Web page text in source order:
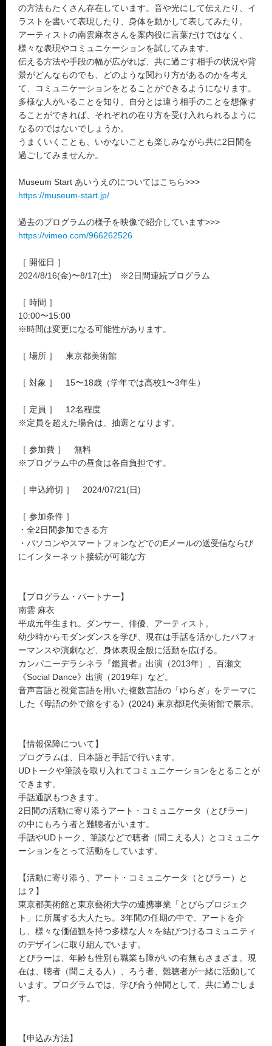
の方法もたくさん存在しています。音や光にして伝えたり、イ
ラストを書いて表現したり、身体を動かして表してみたり。
アーティストの南雲麻衣さんを案内役に言葉だけではなく、
様々な表現やコミュニケーションを試してみます。
伝える方法や手段の幅が広がれば、共に過ごす相手の状況や背
景がどんなものでも、どのような関わり方があるのかを考え
て、コミュニケーションをとることができるようになります。
多様な人がいることを知り、自分とは違う相手のことを想像す
ることができれば、それぞれの在り方を受け入れられるように
なるのではないでしょうか。
うまくいくことも、いかないことも楽しみながら共に2日間を
過ごしてみませんか。
Museum Start あいうえのについてはこちら>>>
https://museum-start.jp/
過去のプログラムの様子を映像で紹介しています>>>
https://vimeo.com/966262526
［ 開催日 ］
2024/8/16(金)〜8/17(土) ※2日間連続プログラム
［ 時間 ］
10:00〜15:00
※時間は変更になる可能性があります。
［ 場所 ］ 東京都美術館
［ 対象 ］ 15〜18歳（学年では高校1〜3年生）
［ 定員 ］ 12名程度
※定員を超えた場合は、抽選となります。
［ 参加費 ］ 無料
※プログラム中の昼食は各自負担です。
［ 申込締切 ］ 2024/07/21(日)
［ 参加条件 ］
・全2日間参加できる方
・パソコンやスマートフォンなどでのEメールの送受信ならび
にインターネット接続が可能な方
【プログラム・パートナー】
南雲 麻衣
平成元年生まれ。ダンサー、俳優、アーティスト。
幼少時からモダンダンスを学び、現在は手話を活かしたパフォ
ーマンスや演劇など、身体表現全般に活動を広げる。
カンパニーデラシネラ『鑑賞者』出演（2013年）、百瀬文
《Social Dance》出演（2019年）など。
音声言語と視覚言語を用いた複数言語の「ゆらぎ」をテーマに
した《母語の外で旅をする》(2024) 東京都現代美術館で展示。
【情報保障について】
プログラムは、日本語と手話で行います。
UDトークや筆談を取り入れてコミュニケーションをとることが
できます。
手話通訳もつきます。
2日間の活動に寄り添うアート・コミュニケータ（とびラー）
の中にもろう者と難聴者がいます。
手話やUDトーク、筆談などで聴者（聞こえる人）とコミュニケ
ーションをとって活動をしています。
【活動に寄り添う、アート・コミュニケータ（とびラー）と
は？】
東京都美術館と東京藝術大学の連携事業「とびらプロジェク
ト」に所属する大人たち。3年間の任期の中で、アートを介
し、様々な価値観を持つ多様な人々を結びつけるコミュニティ
のデザインに取り組んでいます。
とびラーは、年齢も性別も職業も障がいの有無もさまざま。現
在は、聴者（聞こえる人）、ろう者、難聴者が一緒に活動して
います。プログラムでは、学び合う仲間として、共に過ごしま
す。
【申込み方法】